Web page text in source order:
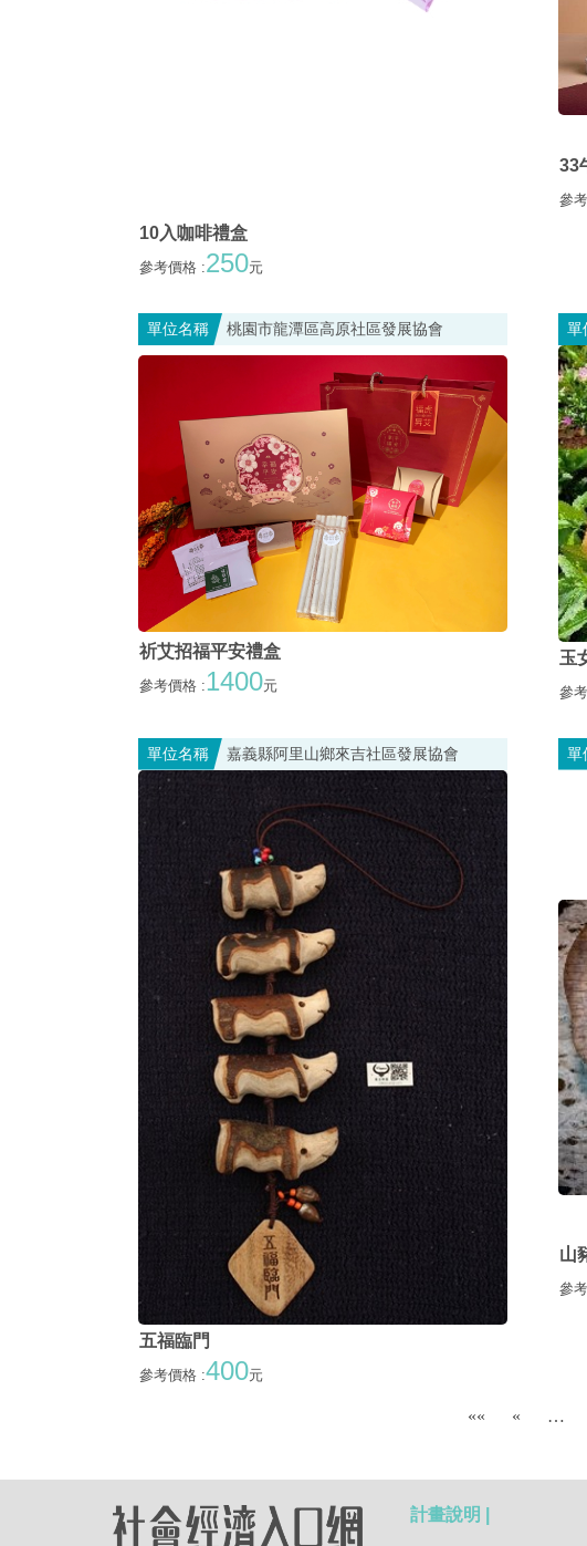
10入咖啡禮盒
參考價格 :250元
33
參
單位名稱 桃園市龍潭區高原社區發展協會
祈艾招福平安禮盒
參考價格 : 1400元
單
玉
參
單位名稱 嘉義縣阿里山鄉來吉社區發展協會
五福臨門
參考價格 :400元
單
山
參
«« « …
計畫說明 |